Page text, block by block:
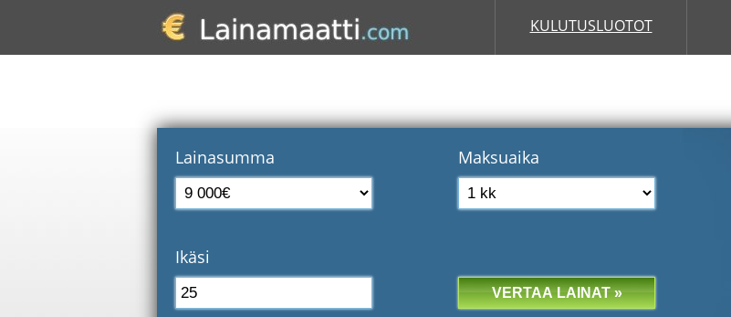
KULUTUSLUOTOT
Lainasumma Maksuaika
Ikäsi